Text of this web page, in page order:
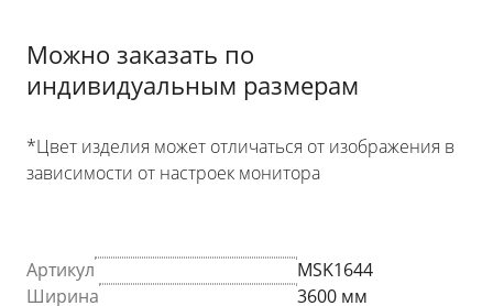
Можно заказать по
индивидуальным размерам
*Цвет изделия может отличаться от изображения в
зависимости от настроек монитора
Артикул
MSK1644
Ширина
3600 мм